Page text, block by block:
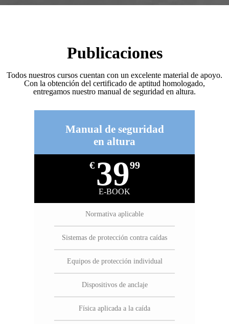
Publicaciones
Todos nuestros cursos cuentan con un excelente material de apoyo.
Con la obtención del certificado de aptitud homologado,
entregamos nuestro manual de seguridad en altura.
Manual de seguridad
en altura
€ 3999
E-BOOK
Normativa aplicable
Sistemas de protección contra caídas
Equipos de protección individual
Dispositivos de anclaje
Física aplicada a la caída